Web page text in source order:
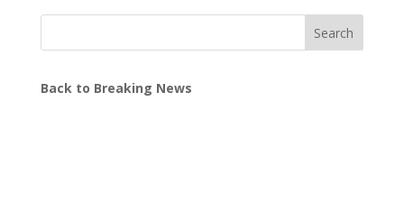
Search
Back to Breaking News